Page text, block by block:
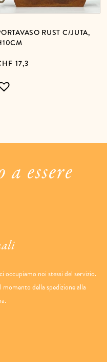
RUST C/JUTA,
17,3
essere
occupiamo noi stessi del servizio.
della spedizione alla